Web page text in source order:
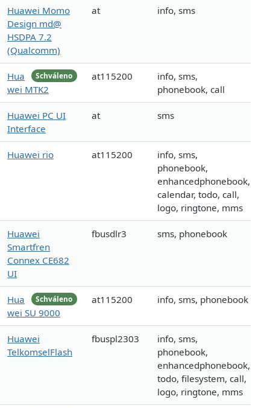
Huawei Momo
Design md@
HSDPA 7.2
(Qualcomm)
at info, sms
Schváleno
Hua
wei MTK2
at115200
info, sms,
phonebook, call
Huawei PC UI
Interface
at sms
Huawei rio at115200
info, sms,
phonebook,
enhancedphonebook,
calendar, todo, call,
logo, ringtone, mms
Huawei
Smartfren
Connex CE682
UI
fbusdlr3 sms, phonebook
Schváleno
Hua
wei SU 9000
at115200 info, sms, phonebook
Huawei
TelkomselFlash
fbuspl2303
info, sms,
phonebook,
enhancedphonebook,
todo, filesystem, call,
logo, ringtone, mms